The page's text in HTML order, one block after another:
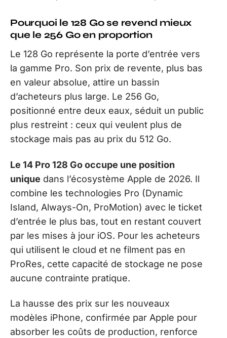
Pourquoi le 128 Go se revend mieux
que le 256 Go en proportion
Le 128 Go représente la porte d’entrée vers
la gamme Pro. Son prix de revente, plus bas
en valeur absolue, attire un bassin
d’acheteurs plus large. Le 256 Go,
positionné entre deux eaux, séduit un public
plus restreint : ceux qui veulent plus de
stockage mais pas au prix du 512 Go.
Le 14 Pro 128 Go occupe une position
unique dans l’écosystème Apple de 2026. Il
combine les technologies Pro (Dynamic
Island, Always-On, ProMotion) avec le ticket
d’entrée le plus bas, tout en restant couvert
par les mises à jour iOS. Pour les acheteurs
qui utilisent le cloud et ne filment pas en
ProRes, cette capacité de stockage ne pose
aucune contrainte pratique.
La hausse des prix sur les nouveaux
modèles iPhone, confirmée par Apple pour
absorber les coûts de production, renforce